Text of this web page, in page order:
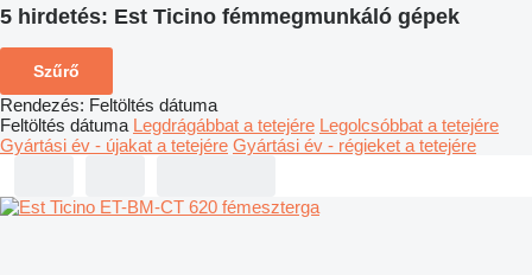
5 hirdetés: Est Ticino fémmegmunkáló gépek
Szűrő
Rendezés: Feltöltés dátuma
Feltöltés dátuma Legdrágábbat a tetejére Legolcsóbbat a tetejére
Gyártási év - újakat a tetejére Gyártási év - régieket a tetejére